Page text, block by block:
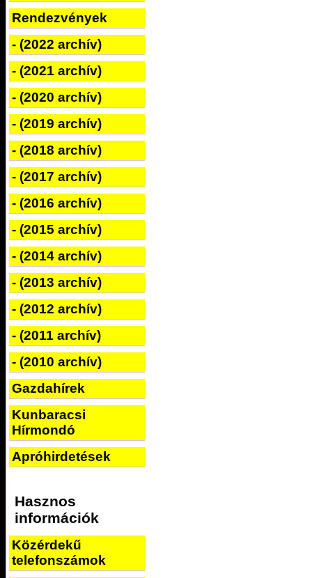
Rendezvények
- (2022 archív)
- (2021 archív)
- (2020 archív)
- (2019 archív)
- (2018 archív)
- (2017 archív)
- (2016 archív)
- (2015 archív)
- (2014 archív)
- (2013 archív)
- (2012 archív)
- (2011 archív)
- (2010 archív)
Gazdahírek
Kunbaracsi
Hírmondó
Apróhirdetések
Hasznos
információk
Közérdekű
telefonszámok